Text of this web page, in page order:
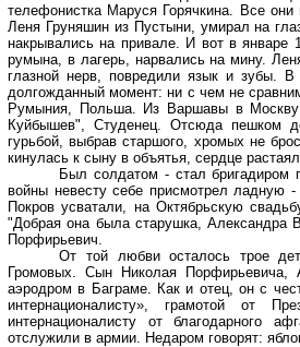
телефонистка Маруся Горячкина. Все
Леня Груняшин из Пустыни, умирал на
накрывались на привале. И вот в январе
румына, в лагерь, нарвались на мину.
глазной нерв, повредили язык и зубы.
долгожданный момент: ни с чем не
Румыния, Польша. Из Варшавы в
Куйбышев", Студенец. Отсюда пешком
гурьбой, выбрав старшого, хромых не
кинулась к сыну в объятья, сердце
Был солдатом - стал бригадиром
войны невесту себе присмотрел ладную
Покров усватали, на Октябрьскую
"Добрая она была старушка, Александра
Порфирьевич.
От той любви осталось трое
Громовых. Сын Николая
аэродром в Баграме. Как и отец, он с
интернационалисту», грамотой от
интернационалисту от благодарного
отслужили в армии. Недаром говорят: